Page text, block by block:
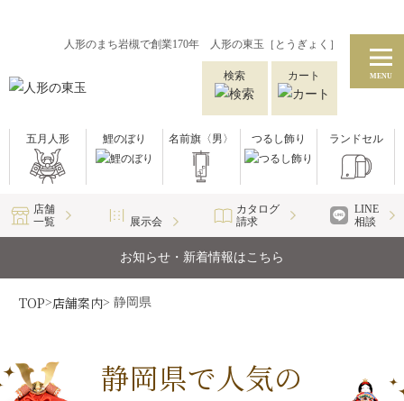
人形のまち岩槻で創業170年 人形の東玉［とうぎょく］
検索 カート MENU
五月人形 鯉のぼり 名前旗〈男〉 つるし飾り ランドセル
店舗
一覧
展示会
カタログ
請求
LINE
相談
お知らせ・新着情報はこちら
TOP>店舗案内> 静岡県
静岡県で人気の